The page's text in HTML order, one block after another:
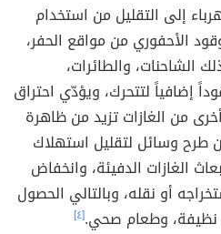
إلى التقليل من استخدام
الأحفوري من مواقع الحفر،
الشاحنات، والطائرات،
إضافياً لتتحرك، ويؤدّي احتراق
من الغازات تزيد من ظاهرة
طرح وسائل لتقليل استهلاك
الغازات الدفيئة، وانخفاض
أو نقله، وبالتالي الحصول
وطعام صحي.[٤]